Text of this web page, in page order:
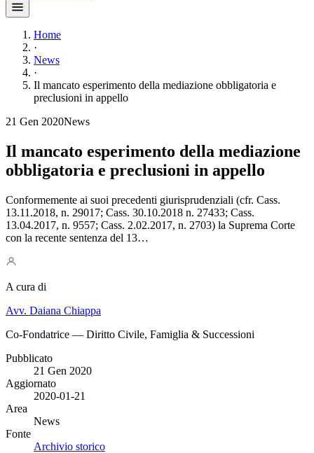
Home
·
News
·
Il mancato esperimento della mediazione obbligatoria e
preclusioni in appello
21 Gen 2020News
Il mancato esperimento della mediazione
obbligatoria e preclusioni in appello
Conformemente ai suoi precedenti giurisprudenziali (cfr. Cass.
13.11.2018, n. 29017; Cass. 30.10.2018 n. 27433; Cass.
13.04.2017, n. 9557; Cass. 2.02.2017, n. 2703) la Suprema Corte
con la recente sentenza del 13…
A cura di
Avv. Daiana Chiappa
Co-Fondatrice — Diritto Civile, Famiglia & Successioni
Pubblicato
21 Gen 2020
Aggiornato
2020-01-21
Area
News
Fonte
Archivio storico